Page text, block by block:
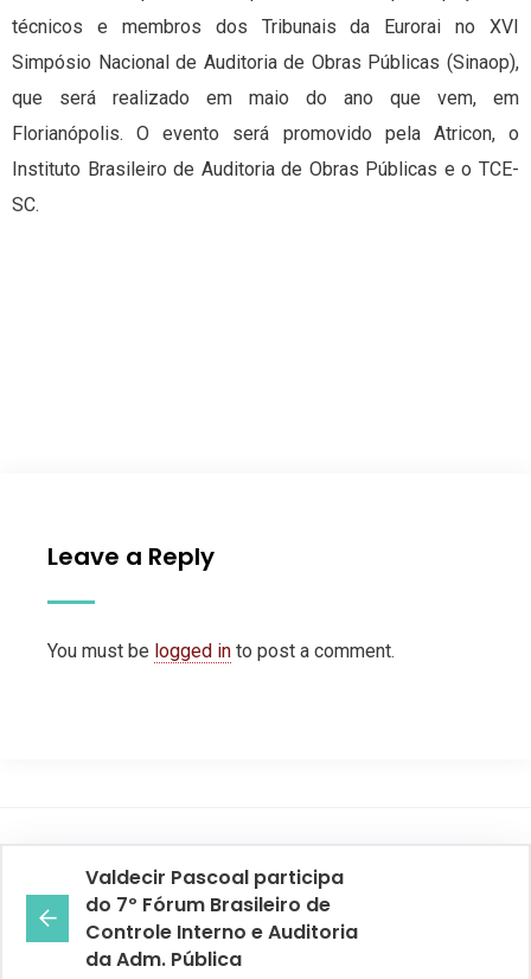
técnicos e membros dos Tribunais da Eurorai no XVI
Simpósio Nacional de Auditoria de Obras Públicas (Sinaop),
que será realizado em maio do ano que vem, em
Florianópolis. O evento será promovido pela Atricon, o
Instituto Brasileiro de Auditoria de Obras Públicas e o TCE-
SC.
Leave a Reply
You must be logged in to post a comment.
Valdecir Pascoal participa
do 7º Fórum Brasileiro de
Controle Interno e Auditoria
da Adm. Pública